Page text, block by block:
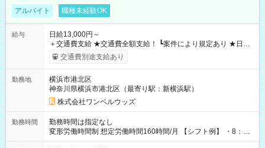
アルバイト 職種未経験OK
給与
日給13,000円～
＋交通費支給 ★交通費全額支給！ ┗案件により規定あり ★日払
いOK！（規定あり） ┗働いたその日に現金GET♪ お仕事後はコ
ンビニATMから 日払い分を引き落とせます！ 【試用期間】試
交通費別途支給あり
勤務地
横浜市港北区
神奈川県横浜市港北区（最寄り駅：新横浜駅）
株式会社ワンベルウッズ
勤務時間
勤務時間は指定なし
変形労働時間制 想定労働時間160時間/月 【シフト例】 ・8：00
～21：00